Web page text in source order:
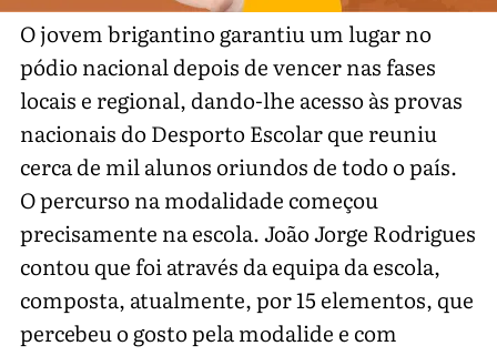
O jovem brigantino garantiu um lugar no
pódio nacional depois de vencer nas fases
locais e regional, dando-lhe acesso às provas
nacionais do Desporto Escolar que reuniu
cerca de mil alunos oriundos de todo o país.
O percurso na modalidade começou
precisamente na escola. João Jorge Rodrigues
contou que foi através da equipa da escola,
composta, atualmente, por 15 elementos, que
percebeu o gosto pela modalide e com